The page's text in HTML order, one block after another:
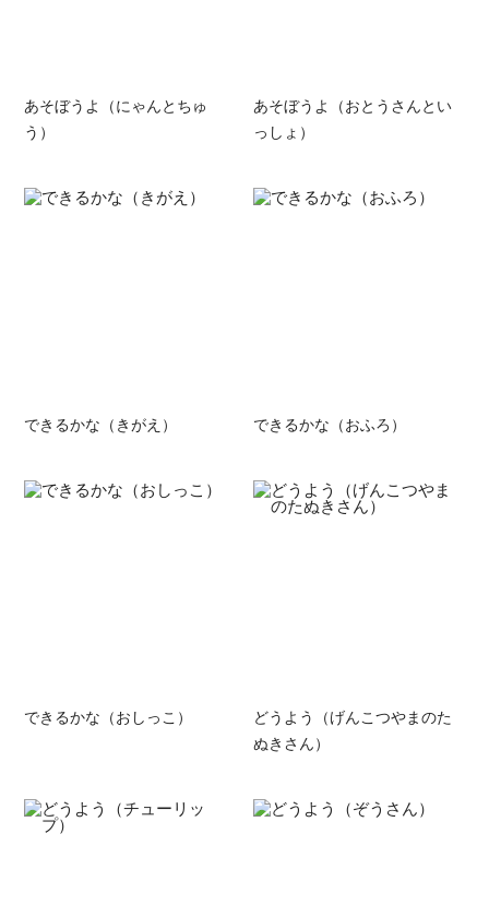
あそぼうよ（にゃんとちゅ
う）
あそぼうよ（おとうさんとい
っしょ）
できるかな（きがえ） できるかな（おふろ）
できるかな（おしっこ）
どうよう（げんこつやまのた
ぬきさん）